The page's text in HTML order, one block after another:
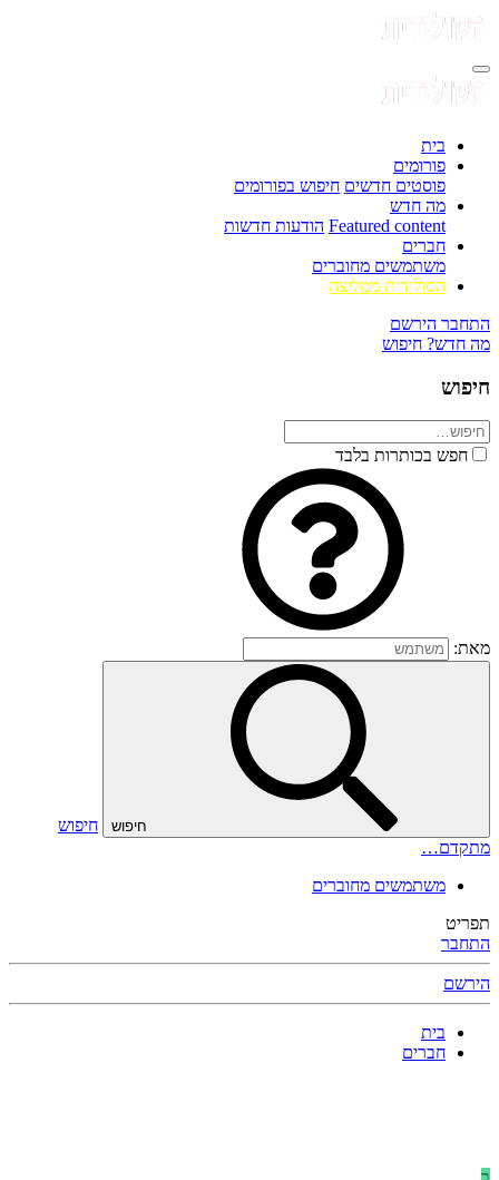
בית
פורומים
פוסטים חדשים חיפוש בפורומים
מה חדש
Featured content הודעות חדשות
חברים
משתמשים מחוברים
הסולידית ממליצה
התחבר הירשם
מה חדש? חיפוש
חיפוש
חפש בכותרות בלבד
מאת:
חיפוש
חיפוש
מתקדם…
משתמשים מחוברים
תפריט
התחבר
הירשם
בית
חברים